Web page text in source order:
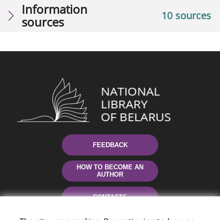
10 sources
Information
sources
FEEDBACK
HOW TO BECOME AN
AUTHOR
CONTACTS